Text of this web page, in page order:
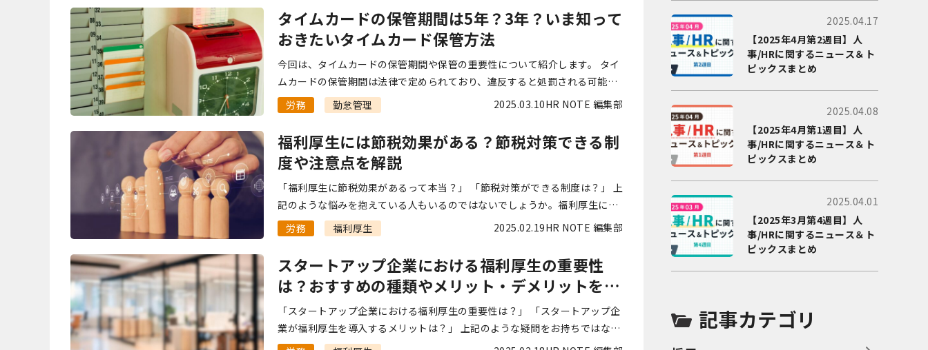
タイムカードの保管期間は5年？3年？いま知って
おきたいタイムカード保管方法
今回は、タイムカードの保管期間や保管の重要性について紹介します。 タイ
ムカードの保管期間は法律で定められており、違反すると処罰される可能性
もあるため、正確に把握しておきましょう。 関連記事：タイムカードとは？
仕組みや使い […]
労務 勤怠管理 2025.03.10HR NOTE 編集部
福利厚生には節税効果がある？節税対策できる制
度や注意点を解説
「福利厚生に節税効果があるって本当？」 「節税対策ができる制度は？」 上
記のような悩みを抱えている人もいるのではないでしょうか。福利厚生には
節税効果がありますが、利用する制度によって非課税にするための条件があ
ります。 今 […]
労務 福利厚生 2025.02.19HR NOTE 編集部
スタートアップ企業における福利厚生の重要性
は？おすすめの種類やメリット・デメリットを解
説
「スタートアップ企業における福利厚生の重要性は？」 「スタートアップ企
業が福利厚生を導入するメリットは？」 上記のような疑問をお持ちではない
でしょうか。福利厚生を導入することは、従業員の満足度や生産性向上に直
2025.04.17
【2025年4月第2週目】人
事/HRに関するニュース＆ト
ピックスまとめ
2025.04.08
【2025年4月第1週目】人
事/HRに関するニュース＆ト
ピックスまとめ
2025.04.01
【2025年3月第4週目】人
事/HRに関するニュース＆ト
ピックスまとめ
記事カテゴリ